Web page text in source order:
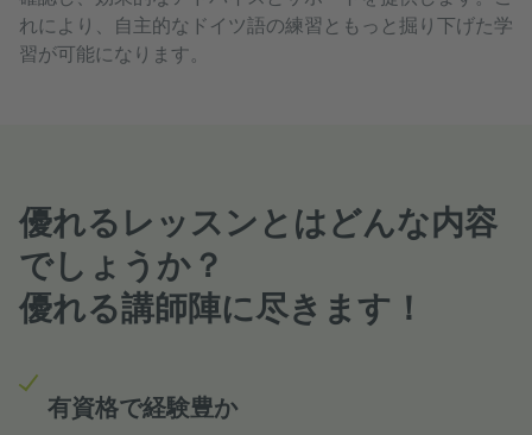
れにより、自主的なドイツ語の練習ともっと掘り下げた学
習が可能になります。
優れるレッスンとはどんな内容
でしょうか？
優れる講師陣に尽きます！
有資格で経験豊か